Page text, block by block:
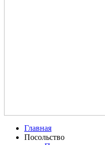
Главная
Посольство